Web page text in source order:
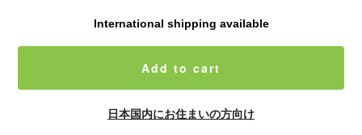
International shipping available
Add to cart
日本国内にお住まいの方向け